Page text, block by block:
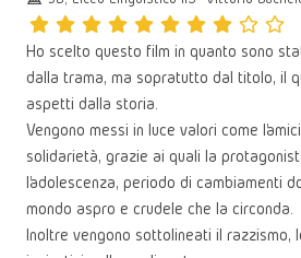
Ho scelto questo film in quanto sono
dalla trama, ma sopratutto dal titolo, il
aspetti dalla storia.
Vengono messi in luce valori come
solidarietà, grazie ai quali la
l’adolescenza, periodo di cambiamenti
mondo aspro e crudele che la circonda.
Inoltre vengono sottolineati il razzismo,